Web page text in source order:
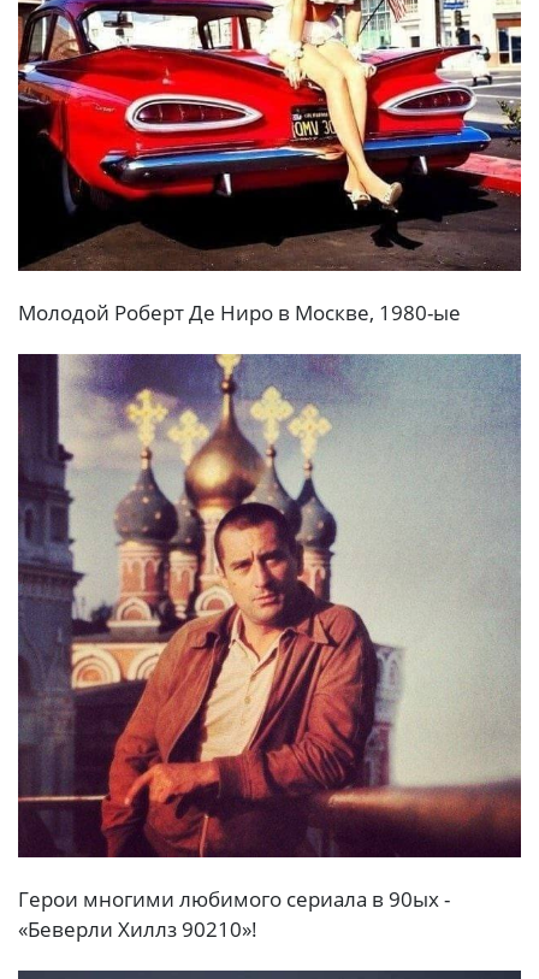
Молодой Роберт Де Ниро в Москве, 1980-ые
Герои многими любимого сериала в 90ых -
«Беверли Хиллз 90210»!